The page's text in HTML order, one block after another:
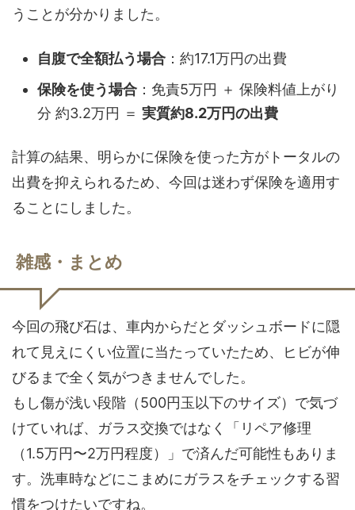
うことが分かりました。
自腹で全額払う場合 ：約17.1万円の出費
保険を使う場合 ：免責5万円 ＋ 保険料値上がり
分 約3.2万円 ＝ 実質約8.2万円の出費
計算の結果、明らかに保険を使った方がトータルの
出費を抑えられるため、今回は迷わず保険を適用す
ることにしました。
雑感・まとめ
今回の飛び石は、車内からだとダッシュボードに隠
れて見えにくい位置に当たっていたため、ヒビが伸
びるまで全く気がつきませんでした。
もし傷が浅い段階（500円玉以下のサイズ）で気づ
けていれば、ガラス交換ではなく「リペア修理
（1.5万円〜2万円程度）」で済んだ可能性もありま
す。洗車時などにこまめにガラスをチェックする習
慣をつけたいですね。